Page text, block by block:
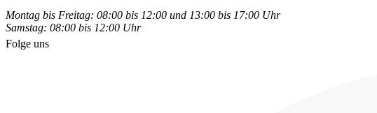
Montag bis Freitag: 08:00 bis 12:00 und 13:00 bis 17:00 Uhr
Samstag: 08:00 bis 12:00 Uhr
Folge uns